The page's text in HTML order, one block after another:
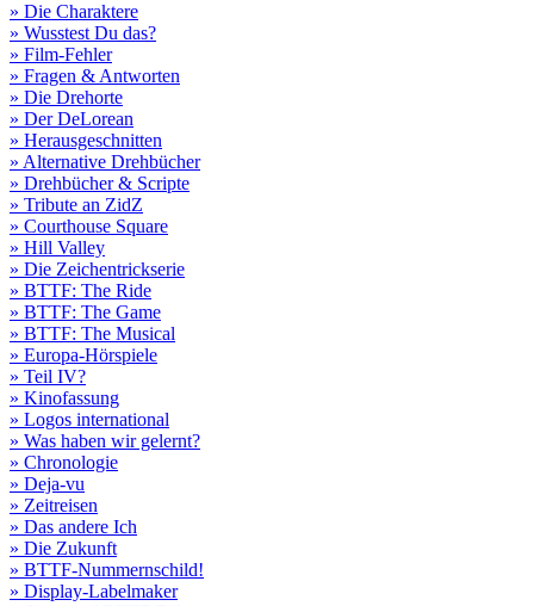
» Die Charaktere
» Wusstest Du das?
» Film-Fehler
» Fragen & Antworten
» Die Drehorte
» Der DeLorean
» Herausgeschnitten
» Alternative Drehbücher
» Drehbücher & Scripte
» Tribute an ZidZ
» Courthouse Square
» Hill Valley
» Die Zeichentrickserie
» BTTF: The Ride
» BTTF: The Game
» BTTF: The Musical
» Europa-Hörspiele
» Teil IV?
» Kinofassung
» Logos international
» Was haben wir gelernt?
» Chronologie
» Deja-vu
» Zeitreisen
» Das andere Ich
» Die Zukunft
» BTTF-Nummernschild!
» Display-Labelmaker